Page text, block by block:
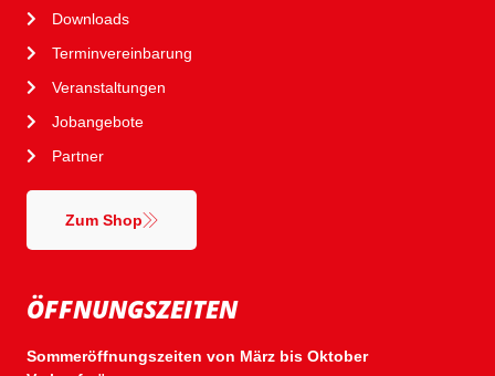
ÖFFNUNGSZEITEN
Sommeröffnungszeiten von März bis Oktober
Downloads
Terminvereinbarung
Veranstaltungen
Jobangebote
Partner
Zum Shop